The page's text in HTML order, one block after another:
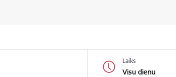
Laiks
Visu dienu